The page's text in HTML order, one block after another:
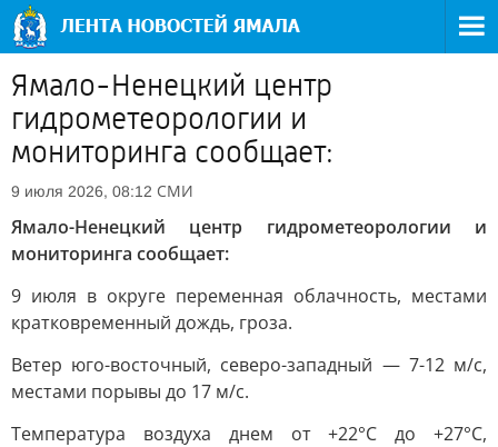
Ямало-Ненецкий центр
гидрометеорологии и
мониторинга сообщает:
9 июля 2026, 08:12 СМИ
Ямало-Ненецкий центр гидрометеорологии и
мониторинга сообщает:
9 июля в округе переменная облачность, местами
кратковременный дождь, гроза.
Ветер юго-восточный, северо-западный — 7-12 м/с,
местами порывы до 17 м/с.
Температура воздуха днем от +22°C до +27°C,